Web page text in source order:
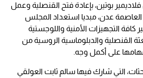
بوتين، بإعادة فتح القنصلية وعمل
عدن، مبديا استعداد المجلس
كافة التجهيزات الأمنية واللوجستية
القنصلية والدبلوماسية الروسية من
مهامها على أكمل وجه.
التي شارك فيها سالم ثابت العولقي